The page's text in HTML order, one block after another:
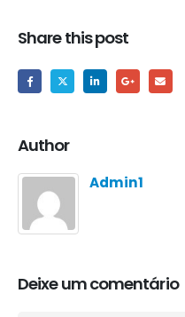
Share this post
Author
Admin1
Deixe um comentário